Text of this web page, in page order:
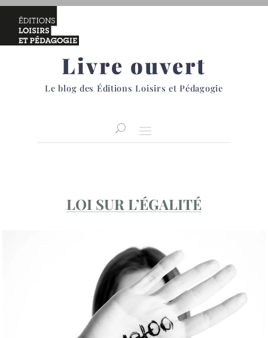
Livre ouvert
Le blog des Éditions Loisirs et Pédagogie
LOI SUR L’ÉGALITÉ